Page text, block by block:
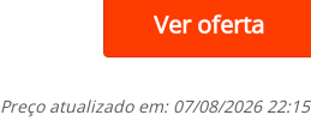
Ver oferta
Preço atualizado em: 07/08/2026 22:15